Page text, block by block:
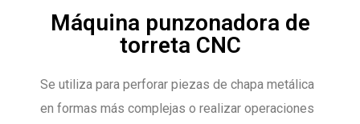
Máquina punzonadora de
torreta CNC
Se utiliza para perforar piezas de chapa metálica
en formas más complejas o realizar operaciones